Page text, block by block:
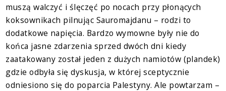
muszą walczyć i ślęczęć po nocach przy płonących
koksownikach pilnując Sauromajdanu – rodzi to
dodatkowe napięcia. Bardzo wymowne były nie do
końca jasne zdarzenia sprzed dwóch dni kiedy
zaatakowany został jeden z dużych namiotów (plandek)
gdzie odbyła się dyskusja, w której sceptycznie
odniesiono się do poparcia Palestyny. Ale powtarzam –